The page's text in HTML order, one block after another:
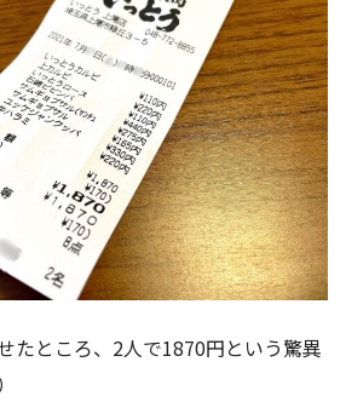
たところ、2人で1870円という驚異